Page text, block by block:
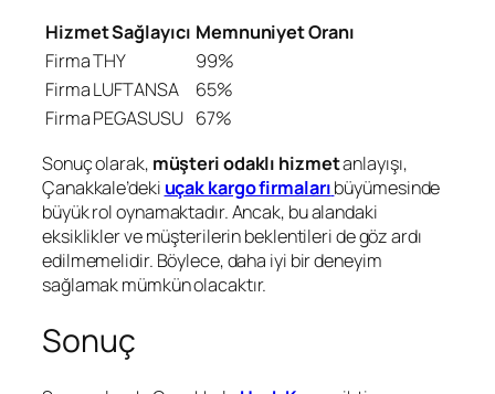
Hizmet Sağlayıcı Memnuniyet Oranı
Firma THY
99%
Firma LUFTANSA
65%
Firma PEGASUSU 67%
Sonuç olarak, müşteri odaklı hizmetanlayışı,
Çanakkale’deki uçak kargo firmalarıbüyümesinde
büyük rol oynamaktadır. Ancak, bu alandaki
eksiklikler ve müşterilerin beklentileri de göz ardı
edilmemelidir. Böylece, daha iyi bir deneyim
sağlamak mümkün olacaktır.
Sonuç